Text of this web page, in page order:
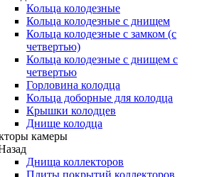
Кольца колодезные
Кольца колодезные с днищем
Кольца колодезные с замком (с
четвертью)
Кольца колодезные с днищем с
четвертью
Горловина колодца
Кольца доборные для колодца
Крышки колодцев
Днище колодца
камеры
Днища коллекторов
Плиты покрытий коллекторов